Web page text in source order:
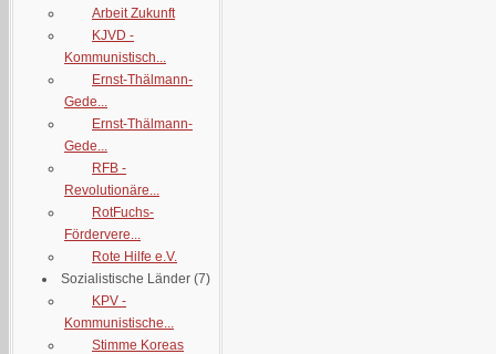
Arbeit Zukunft
KJVD -
Kommunistisch...
Ernst-Thälmann-
Gede...
Ernst-Thälmann-
Gede...
RFB -
Revolutionäre...
RotFuchs-
Fördervere...
Rote Hilfe e.V.
Sozialistische Länder (7)
KPV -
Kommunistische...
Stimme Koreas